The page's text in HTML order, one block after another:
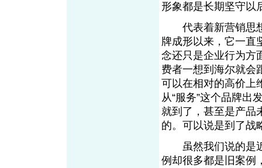
形象都是长期坚守以
代表着新营销思想
牌成形以来，它一直
念还只是企业行为方
费者一想到海尔就会
可以在相对的高价上
从“服务”这个品牌出
就到了，甚至是产品
的。可以说是到了战
虽然我们说的是近
例却很多都是旧案例